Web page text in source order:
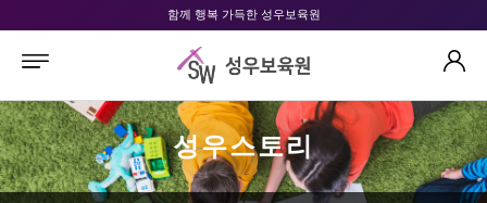
함께 행복 가득한 성우보육원
성우스토리